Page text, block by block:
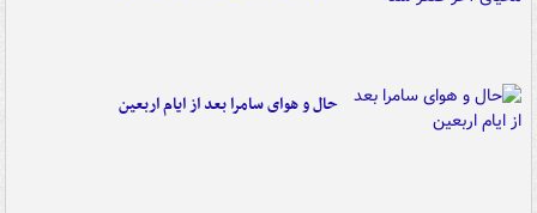
حال و هوای سامرا بعد از ایام اربعین